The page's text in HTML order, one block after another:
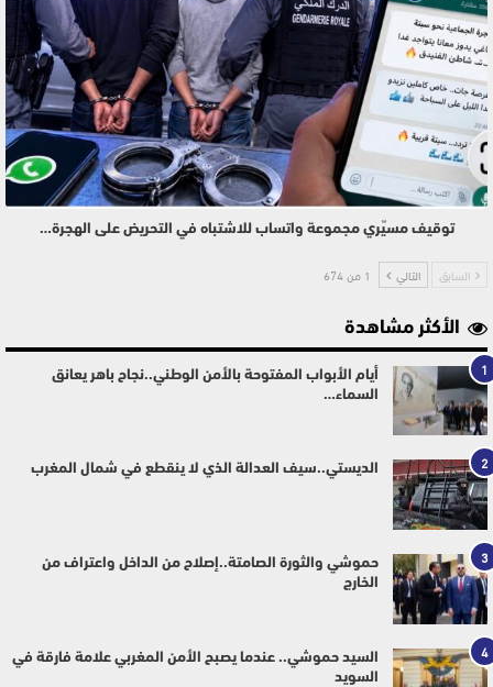
توقيف مسيّري مجموعة واتساب للاشتباه في التحريض على الهجرة…
السابق التالي 1 من 674
الأكثر مشاهدة
1
أيام الأبواب المفتوحة بالأمن الوطني..نجاح باهر يعانق
السماء…
2 الديستي..سيف العدالة الذي لا ينقطع في شمال المغرب
3
حموشي والثورة الصامتة..إصلاح من الداخل واعتراف من
الخارج
4
السيد حموشي.. عندما يصبح الأمن المغربي علامة فارقة في
السويد